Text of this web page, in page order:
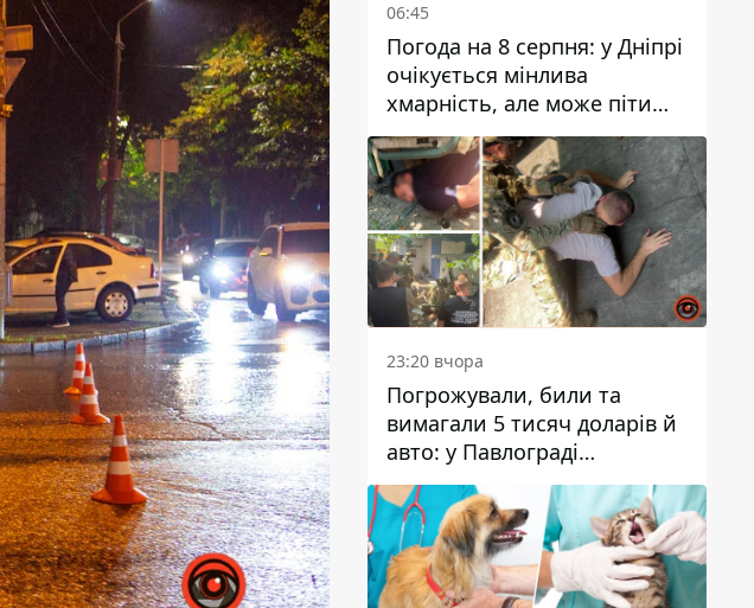
06:45
Погода на 8 серпня: у Дніпрі
очікується мінлива
хмарність, але може піти
дощ
23:20 вчора
Погрожували, били та
вимагали 5 тисяч доларів й
авто: у Павлограді
затримали двох чоловіків